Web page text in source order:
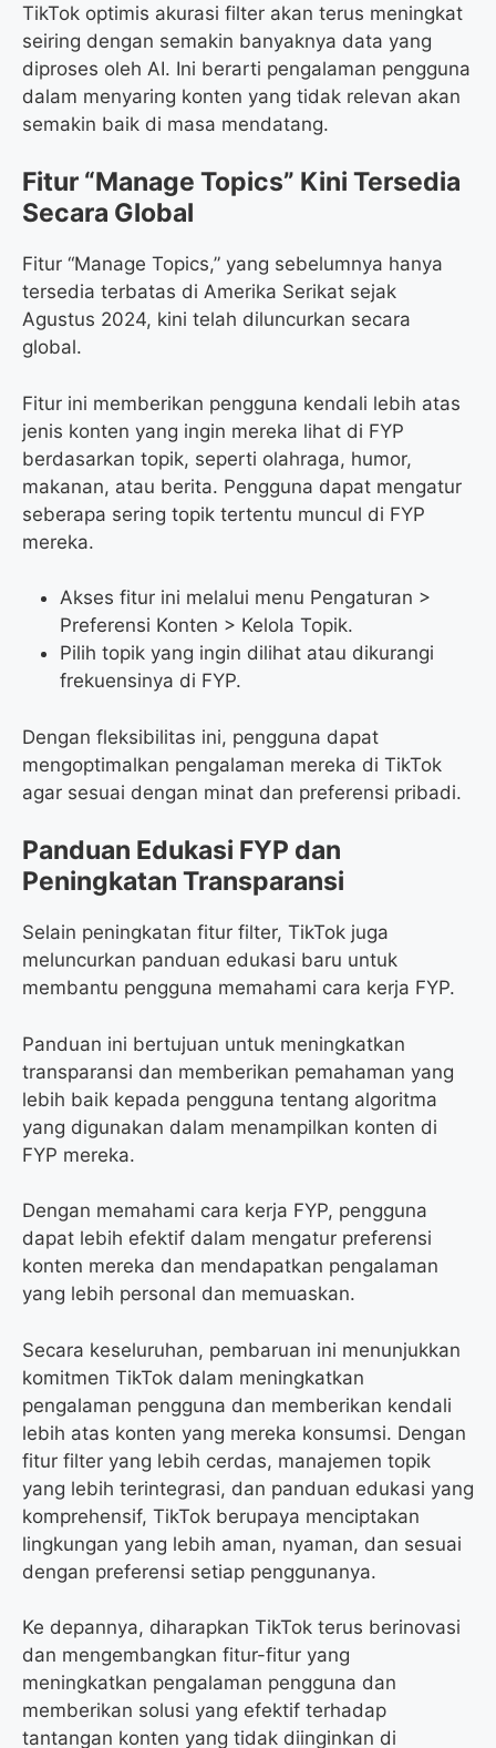
TikTok optimis akurasi filter akan terus meningkat
seiring dengan semakin banyaknya data yang
diproses oleh AI. Ini berarti pengalaman pengguna
dalam menyaring konten yang tidak relevan akan
semakin baik di masa mendatang.
Fitur “Manage Topics” Kini Tersedia
Secara Global
Fitur “Manage Topics,” yang sebelumnya hanya
tersedia terbatas di Amerika Serikat sejak
Agustus 2024, kini telah diluncurkan secara
global.
Fitur ini memberikan pengguna kendali lebih atas
jenis konten yang ingin mereka lihat di FYP
berdasarkan topik, seperti olahraga, humor,
makanan, atau berita. Pengguna dapat mengatur
seberapa sering topik tertentu muncul di FYP
mereka.
Akses fitur ini melalui menu Pengaturan >
Preferensi Konten > Kelola Topik.
Pilih topik yang ingin dilihat atau dikurangi
frekuensinya di FYP.
Dengan fleksibilitas ini, pengguna dapat
mengoptimalkan pengalaman mereka di TikTok
agar sesuai dengan minat dan preferensi pribadi.
Panduan Edukasi FYP dan
Peningkatan Transparansi
Selain peningkatan fitur filter, TikTok juga
meluncurkan panduan edukasi baru untuk
membantu pengguna memahami cara kerja FYP.
Panduan ini bertujuan untuk meningkatkan
transparansi dan memberikan pemahaman yang
lebih baik kepada pengguna tentang algoritma
yang digunakan dalam menampilkan konten di
FYP mereka.
Dengan memahami cara kerja FYP, pengguna
dapat lebih efektif dalam mengatur preferensi
konten mereka dan mendapatkan pengalaman
yang lebih personal dan memuaskan.
Secara keseluruhan, pembaruan ini menunjukkan
komitmen TikTok dalam meningkatkan
pengalaman pengguna dan memberikan kendali
lebih atas konten yang mereka konsumsi. Dengan
fitur filter yang lebih cerdas, manajemen topik
yang lebih terintegrasi, dan panduan edukasi yang
komprehensif, TikTok berupaya menciptakan
lingkungan yang lebih aman, nyaman, dan sesuai
dengan preferensi setiap penggunanya.
Ke depannya, diharapkan TikTok terus berinovasi
dan mengembangkan fitur-fitur yang
meningkatkan pengalaman pengguna dan
memberikan solusi yang efektif terhadap
tantangan konten yang tidak diinginkan di